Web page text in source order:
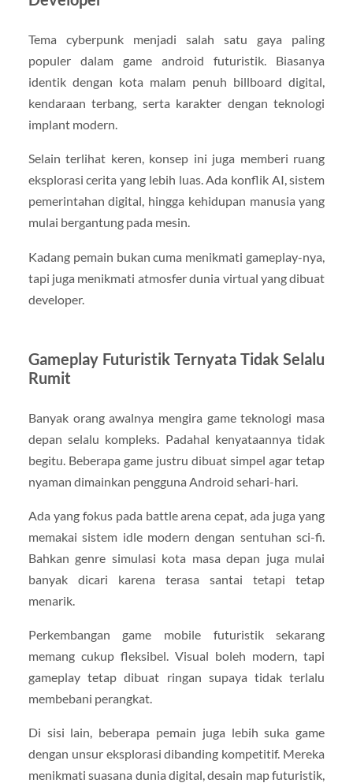
Tema cyberpunk menjadi salah satu gaya paling
populer dalam game android futuristik. Biasanya
identik dengan kota malam penuh billboard digital,
kendaraan terbang, serta karakter dengan teknologi
implant modern.
Selain terlihat keren, konsep ini juga memberi ruang
eksplorasi cerita yang lebih luas. Ada konflik AI, sistem
pemerintahan digital, hingga kehidupan manusia yang
mulai bergantung pada mesin.
Kadang pemain bukan cuma menikmati gameplay-nya,
tapi juga menikmati atmosfer dunia virtual yang dibuat
developer.
Gameplay Futuristik Ternyata Tidak Selalu
Rumit
Banyak orang awalnya mengira game teknologi masa
depan selalu kompleks. Padahal kenyataannya tidak
begitu. Beberapa game justru dibuat simpel agar tetap
nyaman dimainkan pengguna Android sehari-hari.
Ada yang fokus pada battle arena cepat, ada juga yang
memakai sistem idle modern dengan sentuhan sci-fi.
Bahkan genre simulasi kota masa depan juga mulai
banyak dicari karena terasa santai tetapi tetap
menarik.
Perkembangan game mobile futuristik sekarang
memang cukup fleksibel. Visual boleh modern, tapi
gameplay tetap dibuat ringan supaya tidak terlalu
membebani perangkat.
Di sisi lain, beberapa pemain juga lebih suka game
dengan unsur eksplorasi dibanding kompetitif. Mereka
menikmati suasana dunia digital, desain map futuristik,